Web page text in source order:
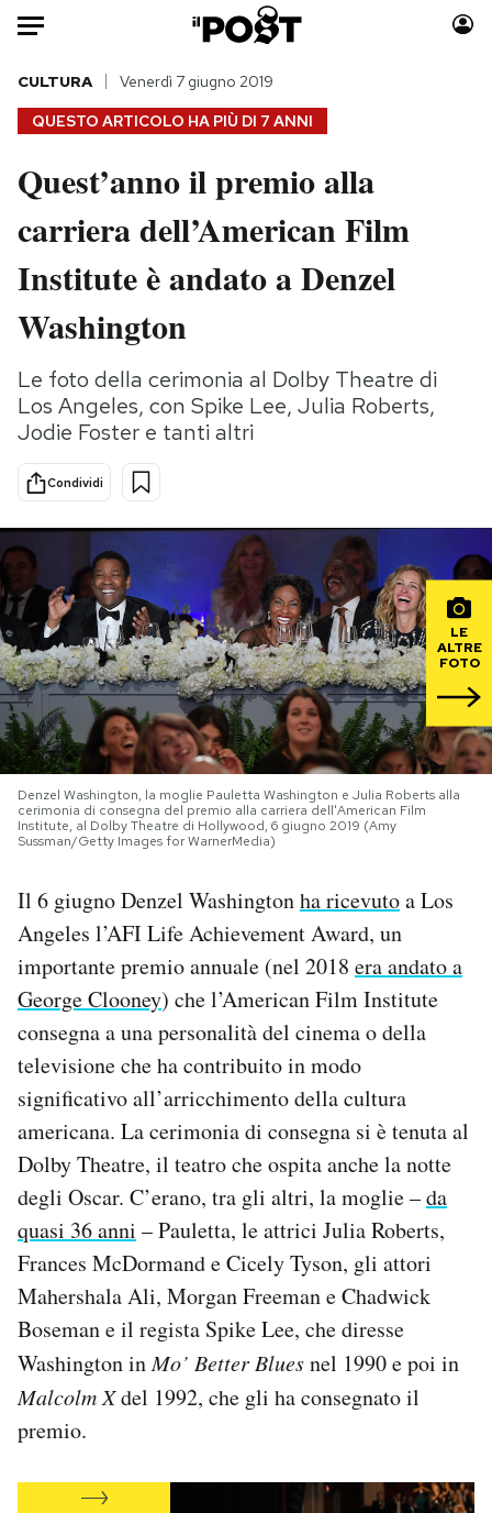
Auto
HOME
Italia
Politica
Tecnologia
Scienza
Cultura
Economia
Sport
Moda
Consumismi
Storie/Idee
Europa
Altrecose
PODCAST
NEWSLETTER
I MIEI PREFERITI
SHOP
CALENDARIO
AREA PERSONALE
Area Personale
Newsletter
Notifiche mobile
Regala il Post
Hai bisogno di aiuto?
Esci
QUESTO ARTICOLO HA PIÙ DI 7 ANNI
CULTURA Venerdì 7 giugno 2019
Quest’anno il premio alla
carriera dell’American Film
Institute è andato a Denzel
Washington
Le foto della cerimonia al Dolby Theatre di
Los Angeles, con Spike Lee, Julia Roberts,
Jodie Foster e tanti altri
Condividi
LE
ALTRE
FOTO
Denzel Washington, la moglie Pauletta Washington e Julia Roberts alla
cerimonia di consegna del premio alla carriera dell'American Film
Institute, al Dolby Theatre di Hollywood, 6 giugno 2019 (Amy
Sussman/Getty Images for WarnerMedia)
Il 6 giugno Denzel Washingtonha ricevutoa Los
Angeles l’AFI Life Achievement Award, un
importante premio annuale (nel 2018 era andato a
George Clooney) che l’American Film Institute
consegna a una personalità del cinema o della
televisione che ha contribuito in modo
significativo all’arricchimento della cultura
americana. La cerimonia di consegna si è tenuta al
Dolby Theatre, il teatro che ospita anche la notte
degli Oscar. C’erano, tra gli altri, la moglie –da
quasi 36 anni – Pauletta, le attrici Julia Roberts,
Frances McDormand e Cicely Tyson, gli attori
Mahershala Ali, Morgan Freeman e Chadwick
Boseman e il regista Spike Lee, che diresse
Washington inMo’ Better Bluesnel 1990 e poi in
Malcolm Xdel 1992, che gli ha consegnato il
premio.